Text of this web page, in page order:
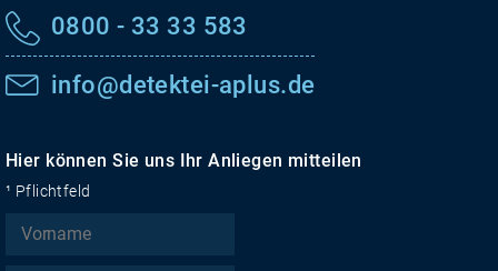
0800 - 33 33 583
info@detektei-aplus.de
Hier können Sie uns Ihr Anliegen mitteilen
¹ Pflichtfeld